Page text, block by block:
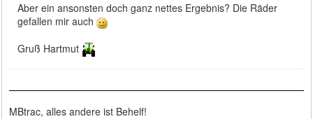
Aber ein ansonsten doch ganz nettes Ergebnis? Die Räder
gefallen mir auch
Gruß Hartmut
MBtrac, alles andere ist Behelf!